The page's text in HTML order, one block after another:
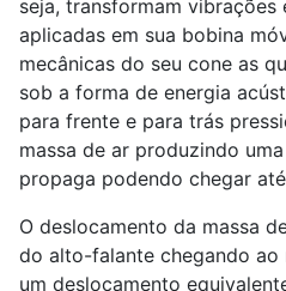
seja, transformam vibrações
aplicadas em sua bobina
mecânicas do seu cone as
sob a forma de energia
para frente e para trás
massa de ar produzindo
propaga podendo chegar
O deslocamento da massa
do alto-falante chegando
um deslocamento